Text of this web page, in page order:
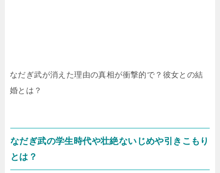
なだぎ武が消えた理由の真相が衝撃的で？彼女との結
婚とは？
なだぎ武の学生時代や壮絶ないじめや引きこもり
とは？